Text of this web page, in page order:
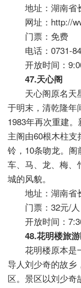
地址：湖南省
网址：http://
门票：免费
电话：0731-
开放时间：
47.天心阁
天心阁原名天
于明末，清乾隆年
1983年再次重建
主阁由60根木柱
铃，10条吻龙。
车、马、龙、梅、
城的风貌。
地址：湖南省
门票：32元/人
开放时间：
48.花明楼旅游
花明楼原本是
导人刘少奇的故乡
区。景区以刘少奇